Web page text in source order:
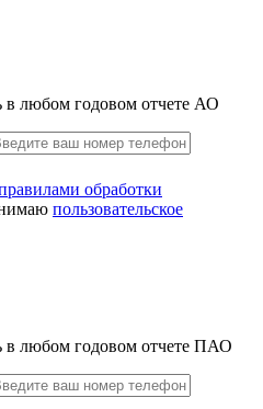
в любом годовом отчете АО
обработки
пользовательское
в любом годовом отчете ПАО